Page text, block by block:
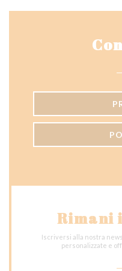
Rimani
Iscriversi alla nostra
personalizzate e